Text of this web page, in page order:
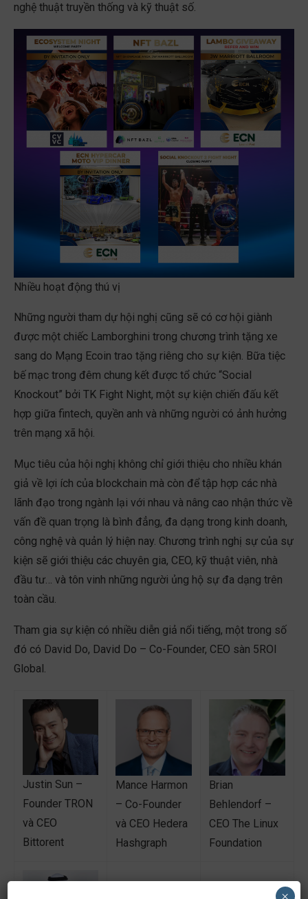
nghệ thuật truyền thống và kỹ thuật số.
Nhiều hoạt động thú vị
Những người tham dự hội nghị cũng sẽ có cơ hội giành
được một chiếc Lamborghini trong chương trình tặng xe
sang do Mạng Ecoin trao tặng riêng cho sự kiện. Bữa tiệc
bế mạc trong đêm chung kết được tổ chức “Social
Knockout” bởi TK Fight Night, một sự kiện chiến đấu kết
hợp giữa fintech, quyền anh và những người có ảnh hưởng
trên mạng xã hội.
Mục tiêu của hội nghị không chỉ giới thiệu cho nhiều khán
giả về lợi ích của blockchain mà còn để tập hợp các nhà
lãnh đạo trong ngành lại với nhau và nâng cao nhận thức về
vấn đề quan trọng là bình đẳng, đa dạng trong kinh doanh,
công nghệ và quản lý hiện nay. Chương trình nghị sự của sự
kiện sẽ giới thiệu các chuyên gia, CEO, kỹ thuật viên, nhà
đầu tư… và tôn vinh những người ủng hộ sự đa dạng trên
toàn cầu.
Tham gia sự kiện có nhiều diễn giả nổi tiếng, một trong số
đó có David Do, David Do – Co-Founder, CEO sàn 5ROI
Global.
Justin Sun –
Founder TRON
và CEO
Bittorent
Mance Harmon
– Co-Founder
và CEO Hedera
Hashgraph
Brian
Behlendorf –
CEO The Linux
Foundation